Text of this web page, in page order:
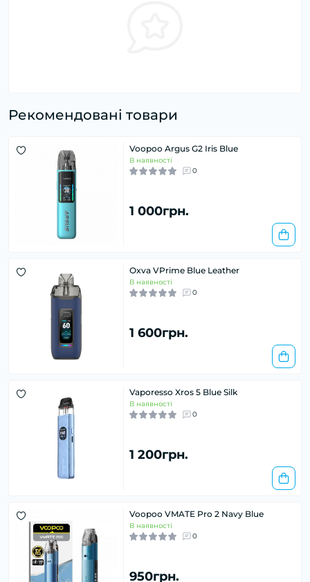
Рекомендовані товари
Voopoo Argus G2 Iris Blue
В наявності
0
1 000грн.
Oxva VPrime Blue Leather
В наявності
0
1 600грн.
Vaporesso Xros 5 Blue Silk
В наявності
0
1 200грн.
Voopoo VMATE Pro 2 Navy Blue
В наявності
0
950грн.